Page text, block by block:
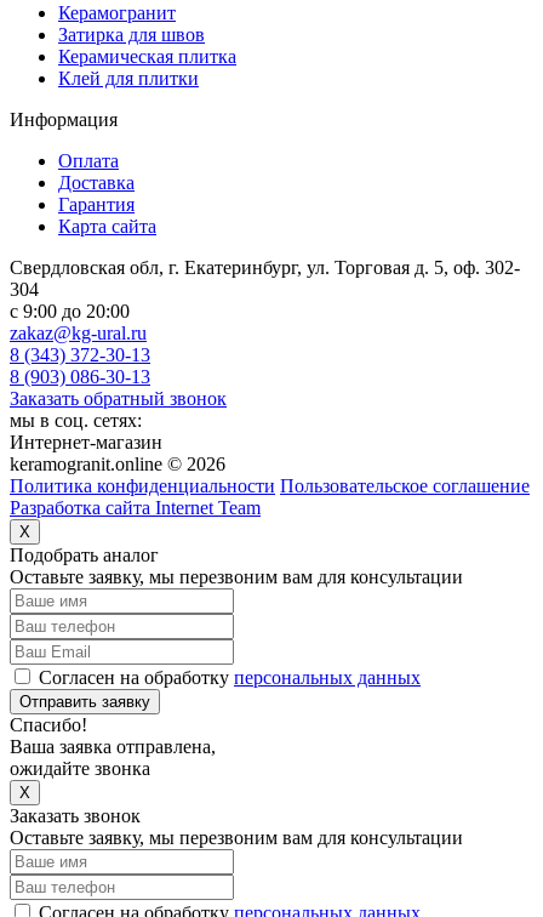
Керамогранит
Затирка для швов
Керамическая плитка
Клей для плитки
Информация
Оплата
Доставка
Гарантия
Карта сайта
Свердловская обл, г. Екатеринбург, ул. Торговая д. 5, оф. 302-
304
c 9:00 до 20:00
zakaz@kg-ural.ru
8 (343) 372-30-13
8 (903) 086-30-13
Заказать обратный звонок
мы в соц. сетях:
Интернет-магазин
keramogranit.online © 2026
Политика конфиденциальности Пользовательское соглашение
Разработка сайта Internet Team
X
Подобрать аналог
Оставьте заявку, мы перезвоним вам для консультации
Согласен на обработку персональных данных
Отправить заявку
Спасибо!
Ваша заявка отправлена,
ожидайте звонка
X
Заказать звонок
Оставьте заявку, мы перезвоним вам для консультации
Согласен на обработку персональных данных